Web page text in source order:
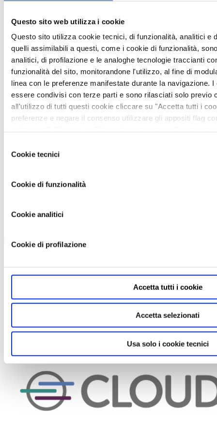
Questo sito web utilizza i cookie
Questo sito utilizza cookie tecnici, di funzionalità, analitici e
quelli assimilabili a questi, come i cookie di funzionalità,
analitici, di profilazione e le analoghe tecnologie traccianti
funzionalità del sito, monitorandone l'utilizzo, al fine di
linea con le preferenze manifestate durante la navigazione.
essere condivisi con terze parti e sono rilasciati solo previo
all'utilizzo di tutti questi cookie cliccare su "Accetta tutti i
preferenze e negare il consenso utilizzare gli appositi flag
di tracciamento diversi da quelli tecnici. Infine, per avere
delCookie tecnici
Cookie di funzionalità
Cookie analitici
Cookie di profilazione
Accetta tutti i cookie
Accetta selezionati
Usa solo i cookie tecnici
Cohesity
partners-in-evidenza-it
Cohesity